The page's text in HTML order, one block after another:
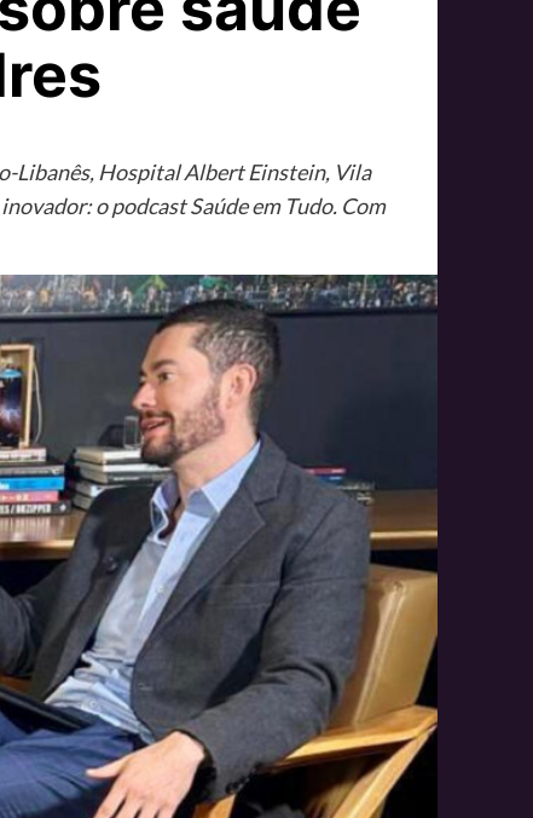
Libanês, Hospital Albert Einstein, Vila
o podcast Saúde em Tudo. Com